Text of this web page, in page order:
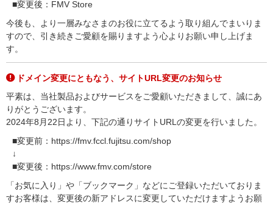
■変更後：FMV Store
今後も、より一層みなさまのお役に立てるよう取り組んでまいりま
すので、引き続きご愛顧を賜りますよう心よりお願い申し上げま
す。
ドメイン変更にともなう、サイトURL変更のお知らせ
平素は、当社製品およびサービスをご愛顧いただきまして、誠にあ
りがとうございます。
2024年8月22日より、下記の通りサイトURLの変更を行いました。
■変更前：https://fmv.fccl.fujitsu.com/shop
↓
■変更後：https://www.fmv.com/store
「お気に入り」や「ブックマーク」などにご登録いただいておりま
すお客様は、変更後の新アドレスに変更していただけますようお願